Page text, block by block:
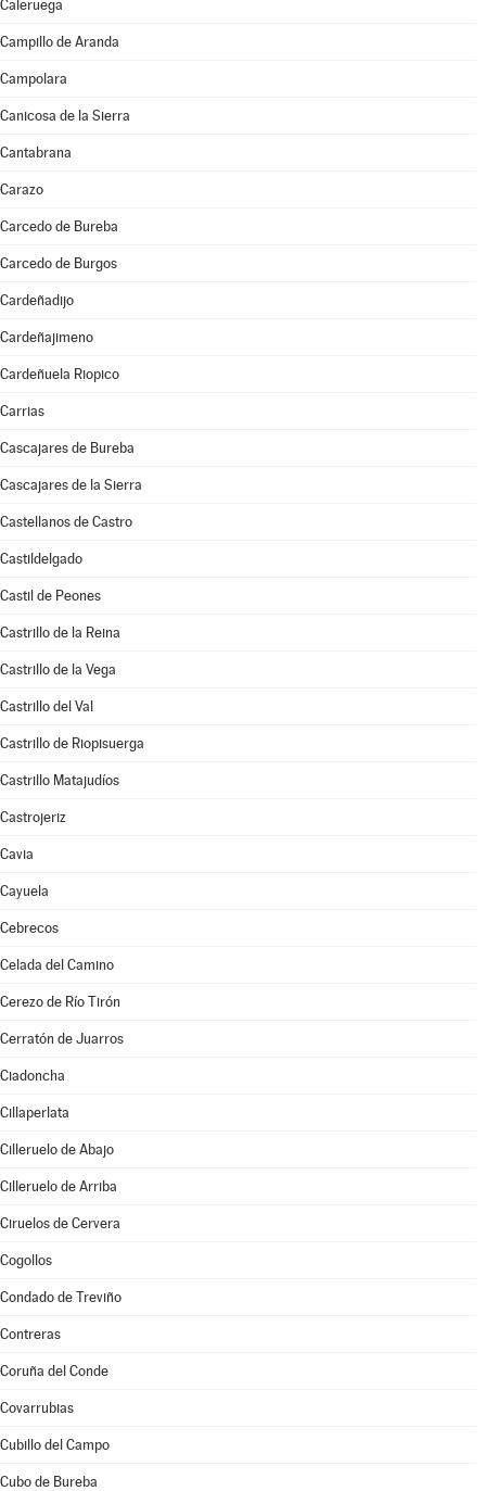
Caleruega
Campillo de Aranda
Campolara
Canicosa de la Sierra
Cantabrana
Carazo
Carcedo de Bureba
Carcedo de Burgos
Cardeñadijo
Cardeñajimeno
Cardeñuela Riopico
Carrias
Cascajares de Bureba
Cascajares de la Sierra
Castellanos de Castro
Castildelgado
Castil de Peones
Castrillo de la Reina
Castrillo de la Vega
Castrillo del Val
Castrillo de Riopisuerga
Castrillo Matajudíos
Castrojeriz
Cavia
Cayuela
Cebrecos
Celada del Camino
Cerezo de Río Tirón
Cerratón de Juarros
Ciadoncha
Cillaperlata
Cilleruelo de Abajo
Cilleruelo de Arriba
Ciruelos de Cervera
Cogollos
Condado de Treviño
Contreras
Coruña del Conde
Covarrubias
Cubillo del Campo
Cubo de Bureba